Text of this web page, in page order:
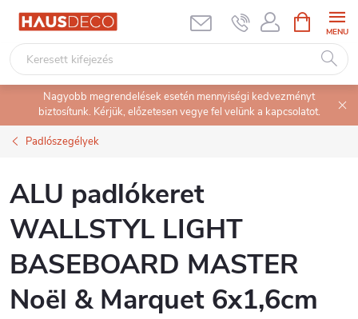
Ugrás
tartalomhoz
KOSÁR
Nagyobb megrendelések esetén mennyiségi kedvezményt
biztosítunk. Kérjük, előzetesen vegye fel velünk a kapcsolatot.
Padlószegélyek
ALU padlókeret
WALLSTYL LIGHT
BASEBOARD MASTER
Noël & Marquet 6x1,6cm